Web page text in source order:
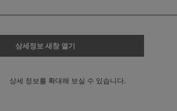
상세정보 새창 열기
상세 정보를 확대해 보실 수 있습니다.